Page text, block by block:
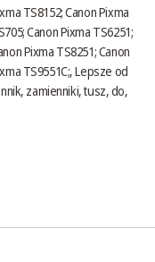
TS8152; Canon Pixma
Canon Pixma TS6251;
Pixma TS8251; Canon
TS9551C;,Lepsze od
zamienniki, tusz, do,